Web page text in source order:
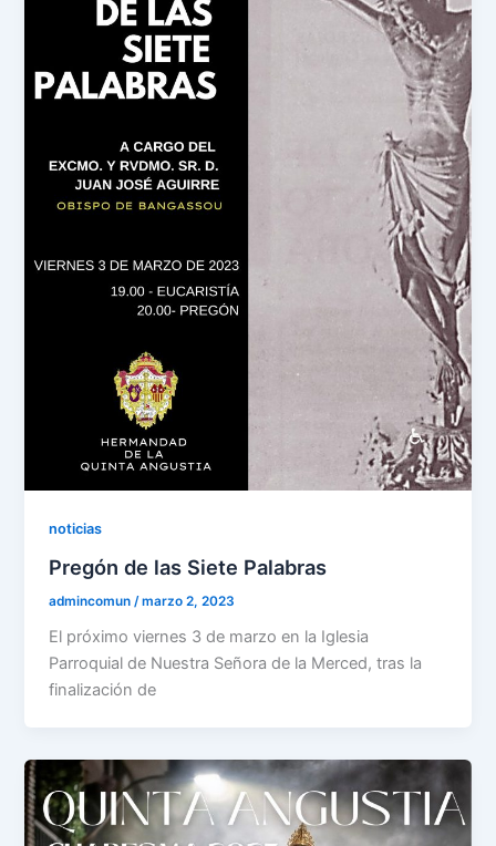
noticias
Pregón de las Siete Palabras
admincomun /marzo 2, 2023
El próximo viernes 3 de marzo en la Iglesia
Parroquial de Nuestra Señora de la Merced, tras la
finalización de